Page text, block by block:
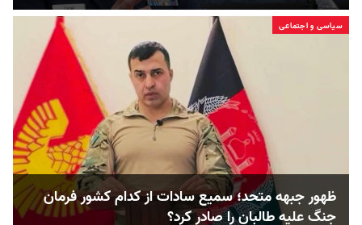
سیاسی و اجتماعی
ظهور جبهه متحد؛ سمیع سادات از کدام کشور فرمان
جنگ علیه طالبان را صادر کرد؟